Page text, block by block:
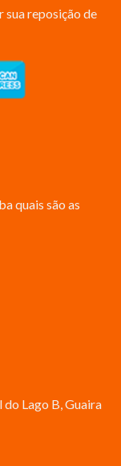
reposição de
quais são as
do Lago B, Guaira